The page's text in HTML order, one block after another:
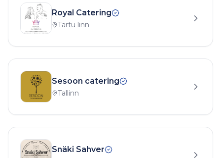
Royal Catering
Tartu linn
Sesoon catering
Tallinn
Snäki Sahver